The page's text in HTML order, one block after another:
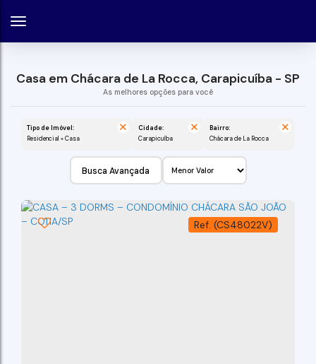
Casa em Chácara de La Rocca, Carapicuíba - SP
Tipo de Imóvel:
Residencial » Casa
Cidade:
Carapicuíba
Bairro:
Chácara de La Rocca
Busca Avançada
(CS48022V)